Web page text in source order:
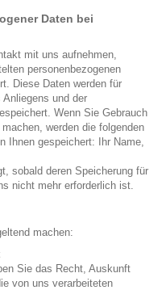
Daten bei
mit uns aufnehmen,
personenbezogenen
Diese Daten werden für
und der
Wenn Sie Gebrauch
werden die folgenden
Ihnen gespeichert: Ihr Name,
sobald deren Speicherung für
nicht mehr erforderlich ist.
machen:
Sie das Recht, Auskunft
von uns verarbeiteten